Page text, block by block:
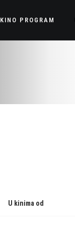
KINO PROGRAM
U kinima od